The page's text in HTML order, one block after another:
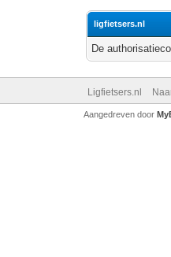
ligfietsers.nl
De
Ligfietsers.nl
Aangedreven door